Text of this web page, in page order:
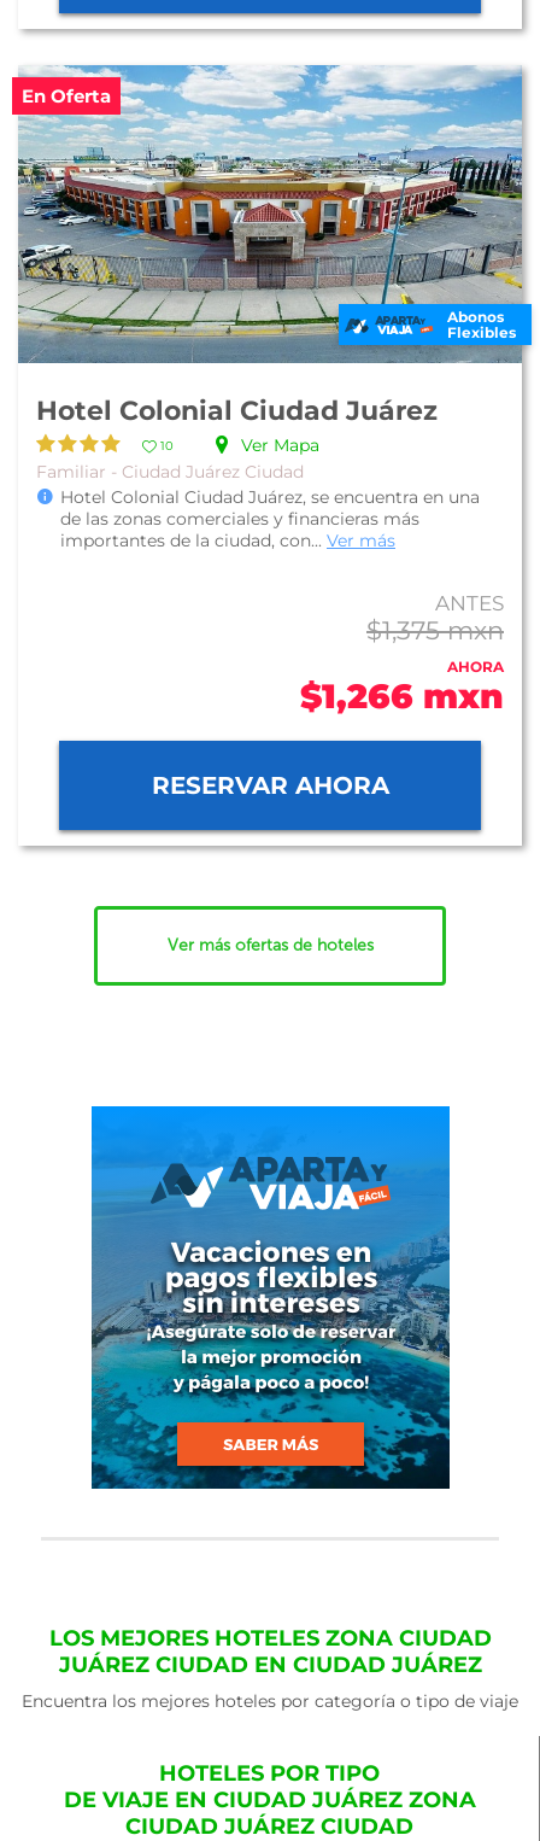
En Oferta
Abonos
Flexibles
Hotel Colonial Ciudad Juárez
10
Ver Mapa
Familiar - Ciudad Juárez Ciudad
Hotel Colonial Ciudad Juárez, se encuentra en una
de las zonas comerciales y financieras más
importantes de la ciudad, con... Ver más
ANTES
$1,375 mxn
AHORA
$1,266 mxn
RESERVAR AHORA
Ver más ofertas de hoteles
LOS MEJORES HOTELES ZONA CIUDAD
JUÁREZ CIUDAD EN CIUDAD JUÁREZ
Encuentra los mejores hoteles por categoría o tipo de viaje
HOTELES POR TIPO
DE VIAJE EN CIUDAD JUÁREZ ZONA
CIUDAD JUÁREZ CIUDAD